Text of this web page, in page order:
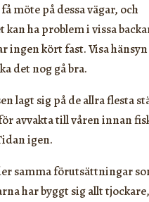
möte på dessa vägar, och
kan ha problem i vissa
ingen kört fast. Visa
det nog gå bra.
lagt sig på de allra flesta
avvakta till våren innan
igen.
samma förutsättningar
har byggt sig allt